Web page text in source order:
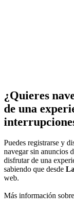
¿Quieres
de una
Puedes registrarse y
navegar sin anuncios
disfrutar de una
sabiendo que desde
web.
Más información